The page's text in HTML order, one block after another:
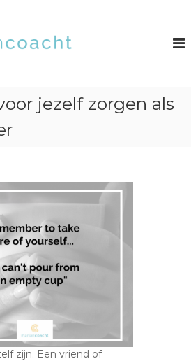
jezelf zorgen als
zijn. Een vriend of